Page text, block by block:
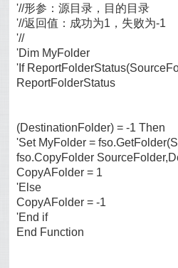
'//形参：源目录，目的目录
'//返回值：成功为1，失败为-1
'//
'Dim MyFolder
'If
ReportFolderStatus
(DestinationFolder) = -1 Then
'Set MyFolder =
fso.CopyFolder
CopyAFolder = 1
'Else
CopyAFolder = -1
'End if
End Function